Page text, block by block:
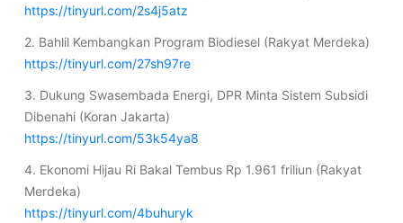
https://tinyurl.com/2s4j5atz
2. Bahlil Kembangkan Program Biodiesel (Rakyat Merdeka)
https://tinyurl.com/27sh97re
3. Dukung Swasembada Energi, DPR Minta Sistem Subsidi
Dibenahi (Koran Jakarta)
https://tinyurl.com/53k54ya8
4. Ekonomi Hijau Ri Bakal Tembus Rp 1.961 friliun (Rakyat
Merdeka)
https://tinyurl.com/4buhuryk